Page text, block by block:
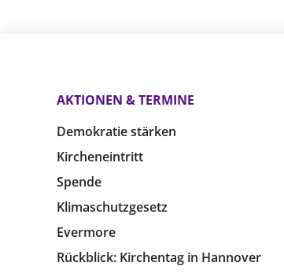
AKTIONEN & TERMINE
Demokratie stärken
Kircheneintritt
Spende
Klimaschutzgesetz
Evermore
Rückblick: Kirchentag in Hannover